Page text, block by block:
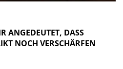
ANGEDEUTET, DASS
NOCH VERSCHÄRFEN